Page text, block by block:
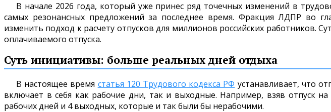
В начале 2026 года, который уже принес ряд точечных изменений в
самых резонансных предложений за последнее время. Фракция ЛДПР во
изменить подход к расчету отпусков для миллионов российских
оплачиваемого отпуска.
Суть инициативы: больше реальных дней отдыха
В настоящее время статья 120 Трудового кодекса РФ устанавливает, что
включает в себя как рабочие дни, так и выходные. Например, взяв отпуск
рабочих дней и 4 выходных, которые и так были бы нерабочими.